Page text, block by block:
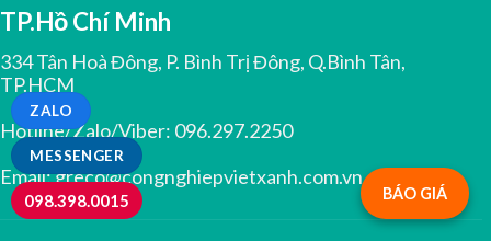
MESSENGER
ZALO
098.398.0015
TP.Hồ Chí Minh
334 Tân Hoà Đông, P. Bình Trị Đông, Q.Bình Tân,
TP.HCM
Hotline/Zalo/Viber: 096.297.2250
Email:greco@congnghiepvietxanh.com.vn
BÁO GIÁ